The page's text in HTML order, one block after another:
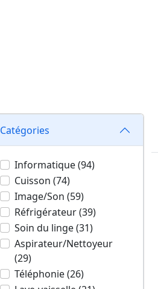
Catégories
Informatique (94)
Cuisson (74)
Image/Son (59)
Réfrigérateur (39)
Soin du linge (31)
Aspirateur/Nettoyeur
(29)
Téléphonie (26)